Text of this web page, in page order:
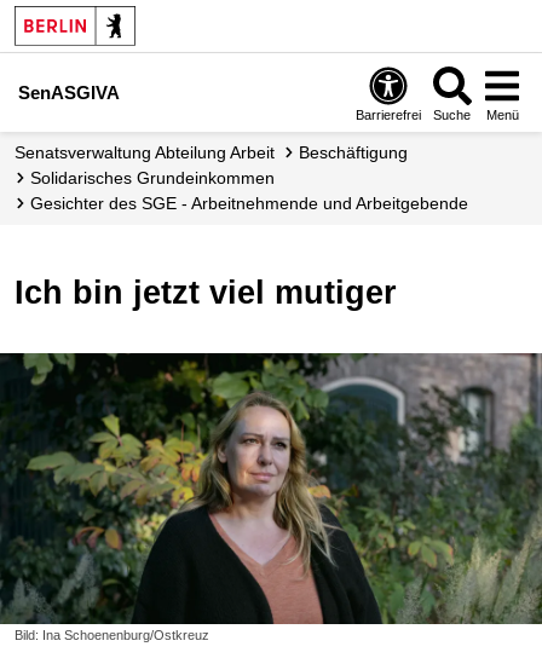
SenASGIVA
Barrierefrei Suche Menü
Senats­verwaltung Abteilung Arbeit
Beschäftigung
Solidarisches Grundeinkommen
Gesichter des SGE - Arbeitnehmende und Arbeitgebende
Ich bin jetzt viel mutiger
Bild: Ina Schoenenburg/Ostkreuz